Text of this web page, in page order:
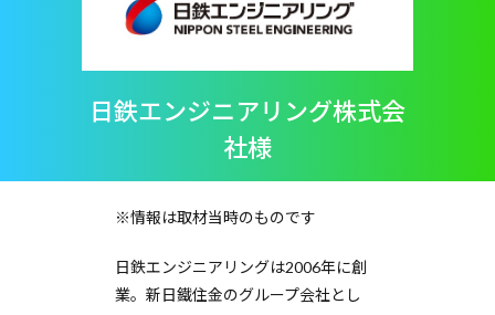
日鉄エンジニアリング株式会
社様
※情報は取材当時のものです
日鉄エンジニアリングは2006年に創
業。新日鐵住金のグループ会社とし